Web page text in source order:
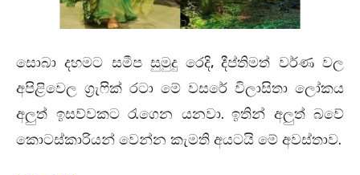
සොබා දහමට සමීප සුමුදු රෙදි,දීප්තිමත් වර්ණ වල
අපිළිවෙල ග්‍රැෆික් රටා මේ වසරේ විලාසිතා ලෝකය
අලුත් ඉසව්වකට රැගෙන යනවා. ඉතින් අලුත් බවේ
කොටස්කාරියන් වෙන්න කැමති අයටයි මේ අවස්තාව.